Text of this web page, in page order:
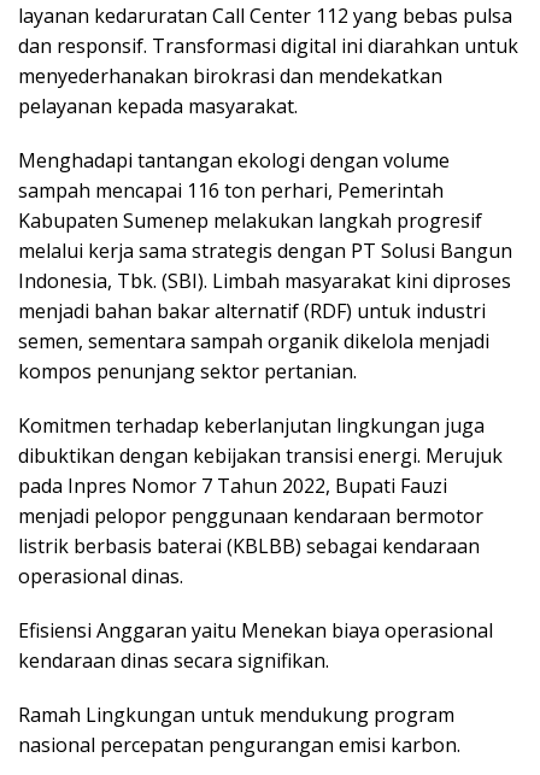
layanan kedaruratan Call Center 112 yang bebas pulsa
dan responsif. Transformasi digital ini diarahkan untuk
menyederhanakan birokrasi dan mendekatkan
pelayanan kepada masyarakat.
Menghadapi tantangan ekologi dengan volume
sampah mencapai 116 ton perhari, Pemerintah
Kabupaten Sumenep melakukan langkah progresif
melalui kerja sama strategis dengan PT Solusi Bangun
Indonesia, Tbk. (SBI). Limbah masyarakat kini diproses
menjadi bahan bakar alternatif (RDF) untuk industri
semen, sementara sampah organik dikelola menjadi
kompos penunjang sektor pertanian.
Komitmen terhadap keberlanjutan lingkungan juga
dibuktikan dengan kebijakan transisi energi. Merujuk
pada Inpres Nomor 7 Tahun 2022, Bupati Fauzi
menjadi pelopor penggunaan kendaraan bermotor
listrik berbasis baterai (KBLBB) sebagai kendaraan
operasional dinas.
Efisiensi Anggaran yaitu Menekan biaya operasional
kendaraan dinas secara signifikan.
Ramah Lingkungan untuk mendukung program
nasional percepatan pengurangan emisi karbon.